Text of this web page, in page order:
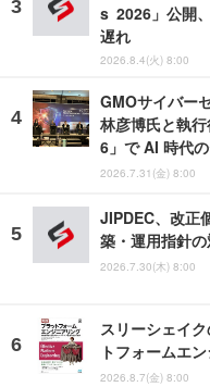
s 2026」公開
遅れ
2026.8.4(火) 8:00
GMOサイバー
林彦博氏と執
6」で AI 時代
2026.7.31(金) 8:00
JIPDEC、改正
築・運用指針
2026.7.30(木) 8:00
スリーシェイ
トフォームエ
2026.8.7(金) 8:00